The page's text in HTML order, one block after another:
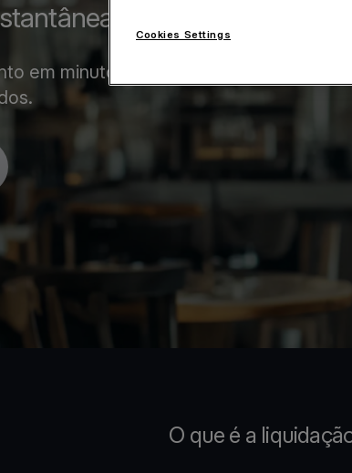
em minutos, 365 dias por ano, mesmo
O que é a
Cookies Settings